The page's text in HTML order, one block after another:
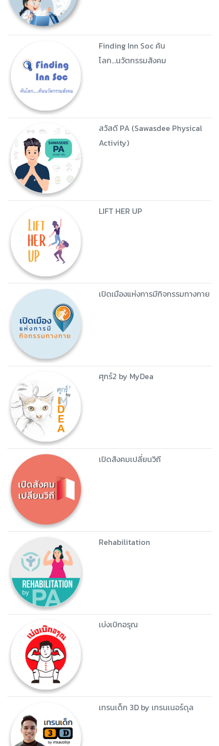
Finding Inn Soc ค้น
โลก...นวัตกรรมสังคม
สวัสดี PA (Sawasdee Physical
Activity)
LIFT HER UP
เปิดเมืองแห่งการมีกิจกรรมทางกาย
ศุกร์2 by MyDea
เปิดสังคมเปลี่ยนวิถี
Rehabilitation
เบ่งเบิกอรุณ
เทรนเด็ก 3D by เทรนเนอร์ดุล